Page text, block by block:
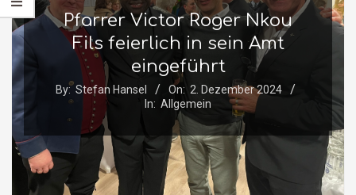
Pfarrer Victor Roger Nkou
Fils feierlich in sein Amt
eingeführt
By: Stefan Hansel On: 2. Dezember 2024
In: Allgemein